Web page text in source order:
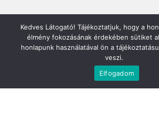
Mirland Lakberendezési Áruház:
7100 Szekszárd, Fáy András u. 29
E-mail cím:
Kedves Látogató! Tájékoztatjuk, hogy a
élmény fokozásának érdekében sütiket
honlapunk használatával ön a
veszi.
Elfogadom